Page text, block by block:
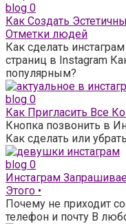
blog 0
Как Создать
Отметки людей
Как сделать
страниц в Instagram
популярным?
blog 0
Как Пригласить Все
Кнопка позвонить в
Как сделать или
blog 0
Инстаграм
Этого •
Почему не приходит
телефон и почту В